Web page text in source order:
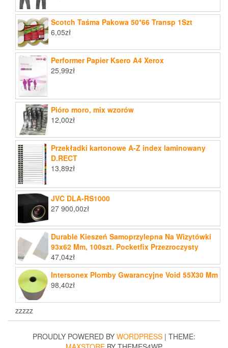
Scotch Taśma Pakowa 50*66 Transp 1Szt
6,05zł
Performer Papier Ksero A4 Xerox
25,99zł
Pióro moro, mix wzorów
12,00zł
Przekładki kartonowe A-Z index laminowany
D.RECT
13,89zł
JVC DLA-RS1000
27 900,00zł
Durable Kieszeń Samoprzylepna Na Wizytówki
93x62 Mm, 100szt. Pocketfix Przezroczysty
47,04zł
Intersonex Plomby Gwarancyjne Void 55X30 Mm
98,40zł
zzzzz
PROUDLY POWERED BY WORDPRESS | THEME: